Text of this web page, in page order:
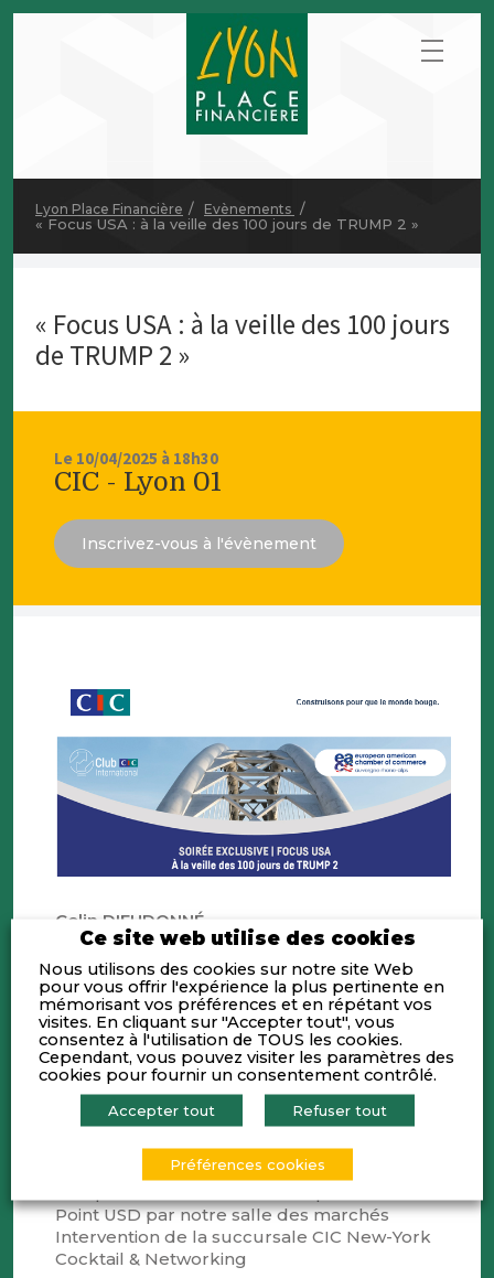
Lyon Place Financière Evènements
« Focus USA : à la veille des 100 jours de TRUMP 2 »
« Focus USA : à la veille des 100 jours
de TRUMP 2 »
Le 10/04/2025 à 18h30
CIC - Lyon 01
Inscrivez-vous à l'évènement
Colin DIEUDONNÉ
Responsable d’activité International
CIC Lyonnaise de Banque
&
Nathalie BERLIET
Présidente EACC Auvergne Rhône-Alpes
ont le plaisir de vous convier à la soirée
exclusive« Focus USA : à la veille des 100 jours
de TRUMP 2 »,
Point USD par notre salle des marchés
Intervention de la succursale CIC New-York
Cocktail & Networking
Ce site web utilise des cookies
Nous utilisons des cookies sur notre site Web
pour vous offrir l'expérience la plus pertinente en
mémorisant vos préférences et en répétant vos
visites. En cliquant sur "Accepter tout", vous
consentez à l'utilisation de TOUS les cookies.
Cependant, vous pouvez visiter les paramètres des
cookies pour fournir un consentement contrôlé.
Accepter tout Refuser tout
Préférences cookies